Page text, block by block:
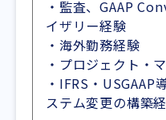
・監査、GAAP
イザリー経験
・海外勤務経験
・プロジェクト・
・IFRS・USGAAP
ステム変更の構築